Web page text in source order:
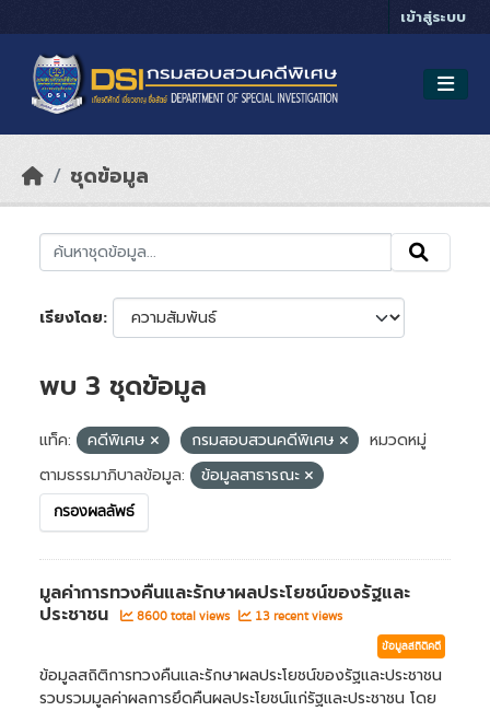
เข้าสู่ระบบ
ชุดข้อมูล
เรียงโดย
พบ 3 ชุดข้อมูล
แท็ค: คดีพิเศษ กรมสอบสวนคดีพิเศษ
หมวดหมู่
ตามธรรมาภิบาลข้อมูล:
ข้อมูลสาธารณะ
กรองผลลัพธ์
มูลค่าการทวงคืนและรักษาผลประโยชน์ของรัฐและ
ประชาชน
8600 total views 13 recent views
ข้อมูลสถิติคดี
ข้อมูลสถิติการทวงคืนและรักษาผลประโยชน์ของรัฐและประชาชน
รวบรวมมูลค่าผลการยึดคืนผลประโยชน์แก่รัฐและประชาชน โดย